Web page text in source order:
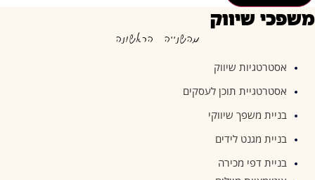
משפכי שיווק
מהשנייה הראשונה
אסטרטגיות שיווק
אסטרטגיית תוכן לעסקים
בניית משפך שיווקי
בניית מגנט לידים
בניית דפי מכירה